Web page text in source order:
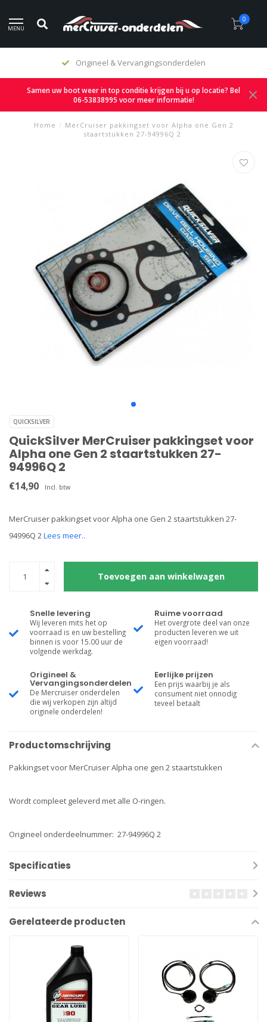
MENU
0
Origineel & Vervangingsonderdelen
Samen uw boot weer in top conditie krijgen bij u op locatie? Bel
06-53838995 voor meer informatie!
Home / MerCruiser pakkingset voor Alpha one Gen 2
staartstukken 27-94996Q 2
QUICKSILVER
QuickSilver MerCruiser pakkingset voor
Alpha one Gen 2 staartstukken 27-
94996Q 2
€14,90 Incl. btw
MerCruiser pakkingset voor Alpha one Gen 2 staartstukken 27-
94996Q 2Lees meer..
Toevoegen aan winkelwagen
Snelle levering
Wij leveren mits het op
voorraad is en uw bestelling
binnen is voor 15.00 uur de
volgende werkdag.
Ruime voorraad
Het overgrote deel van onze
producten leveren we uit
eigen voorraad!
Origineel &
Vervangingsonderdelen
De Mercruiser onderdelen
die wij verkopen zijn altijd
originele onderdelen!
Eerlijke prijzen
Een prijs waarbij je als
consument niet onnodig
teveel betaalt
Productomschrijving
Pakkingset voor MerCruiser Alpha one gen 2 staartstukken
Wordt compleet geleverd met alle O-ringen.
Origineel onderdeelnummer: 27-94996Q 2
Specificaties
Reviews
Gerelateerde producten